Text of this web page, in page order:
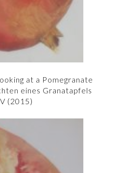
at a Pomegranate
eines Granatapfels
(2015)